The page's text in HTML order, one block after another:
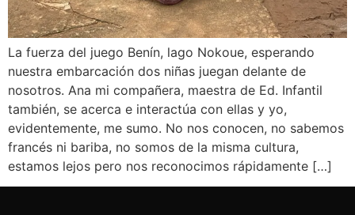
La fuerza del juego Benín, lago Nokoue, esperando
nuestra embarcación dos niñas juegan delante de
nosotros. Ana mi compañera, maestra de Ed. Infantil
también, se acerca e interactúa con ellas y yo,
evidentemente, me sumo. No nos conocen, no sabemos
francés ni bariba, no somos de la misma cultura,
estamos lejos pero nos reconocimos rápidamente […]